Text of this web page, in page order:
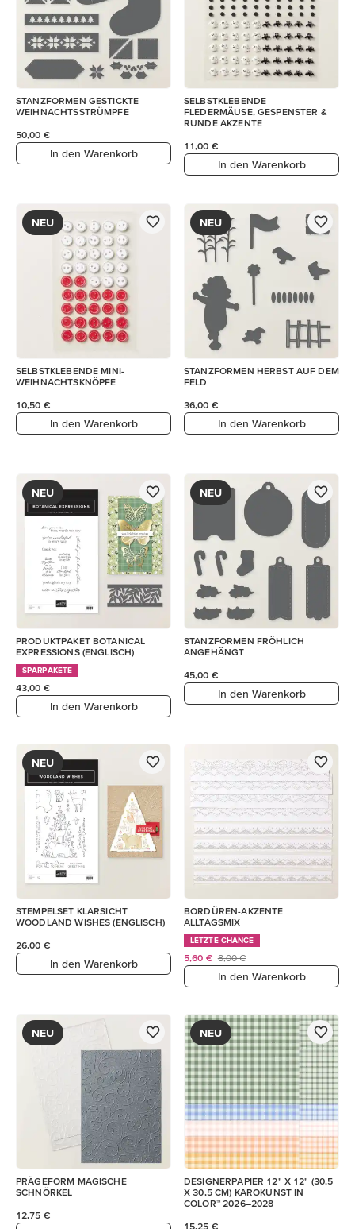
STANZFORMEN GESTICKTE
WEIHNACHTSSTRÜMPFE
50,00 €
In den Warenkorb
SELBSTKLEBENDE
FLEDERMÄUSE, GESPENSTER &
RUNDE AKZENTE
11,00 €
In den Warenkorb
NEU
SELBSTKLEBENDE MINI-
WEIHNACHTSKNÖPFE
10,50 €
In den Warenkorb
NEU
STANZFORMEN HERBST AUF DEM
FELD
36,00 €
In den Warenkorb
NEU
PRODUKTPAKET BOTANICAL
EXPRESSIONS (ENGLISCH)
SPARPAKETE
43,00 €
In den Warenkorb
NEU
STANZFORMEN FRÖHLICH
ANGEHÄNGT
45,00 €
In den Warenkorb
NEU
STEMPELSET KLARSICHT
WOODLAND WISHES (ENGLISCH)
26,00 €
In den Warenkorb
BORDÜREN-AKZENTE
ALLTAGSMIX
LETZTE CHANCE
5,60 € 8,00 €
In den Warenkorb
NEU
PRÄGEFORM MAGISCHE
SCHNÖRKEL
12,75 €
NEU
DESIGNERPAPIER 12" X 12" (30,5
X 30,5 CM) KAROKUNST IN
COLOR™ 2026–2028
15,25 €